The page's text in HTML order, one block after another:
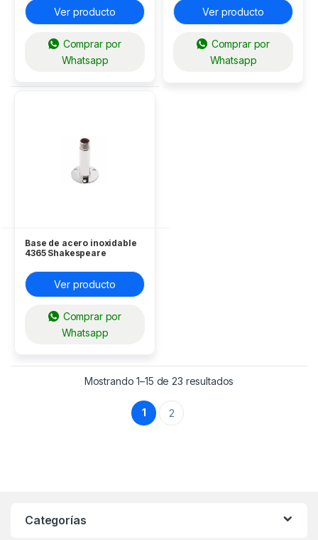
Ver producto
Comprar por
Whatsapp
Ver producto
Comprar por
Whatsapp
Base de acero inoxidable
4365 Shakespeare
Ver producto
Comprar por
Whatsapp
Mostrando 1–15 de 23 resultados
1 2
Categorías